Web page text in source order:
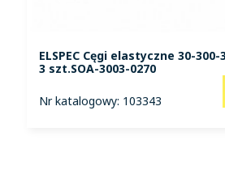
ELSPEC Cęgi elastyczne 30-300-
3 szt.SOA-3003-0270
Nr katalogowy: 103343